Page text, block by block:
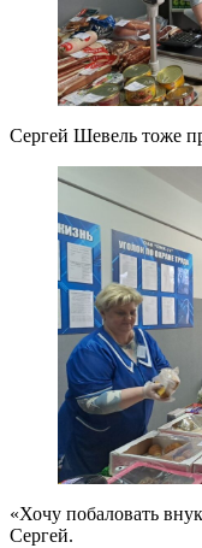
Сергей Шевель тоже
«Хочу побаловать
Сергей.